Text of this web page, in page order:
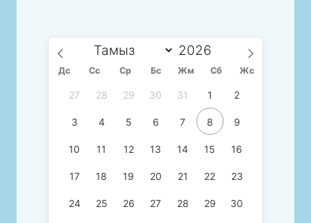
Дс Сc Ср Бс Жм Сб Жс
27 28 29 30 31 1 2
3 4 5 6 7 8 9
10 11 12 13 14 15 16
17 18 19 20 21 22 23
24 25 26 27 28 29 30